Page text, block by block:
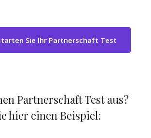
Sie Ihr Partnerschaft Test
Partnerschaft Test aus?
hier einen Beispiel: